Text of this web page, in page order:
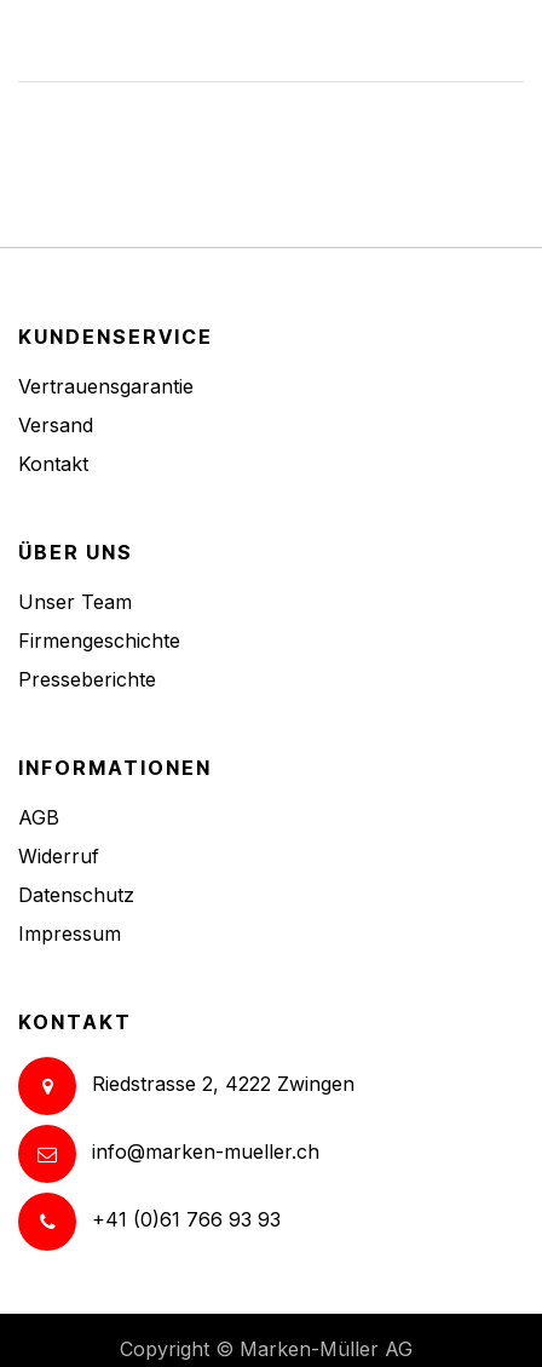
KUNDENSERVICE
Vertrauensgarantie
Versand
Kontakt
ÜBER UNS
Unser Team
Firmengeschichte
Presseberichte
INFORMATIONEN
AGB
Widerruf
Datenschutz
Impressum
KONTAKT
Riedstrasse 2, 4222 Zwingen
info@marken-mueller.ch
+41 (0)61 766 93 93
Copyright © Marken-Müller AG